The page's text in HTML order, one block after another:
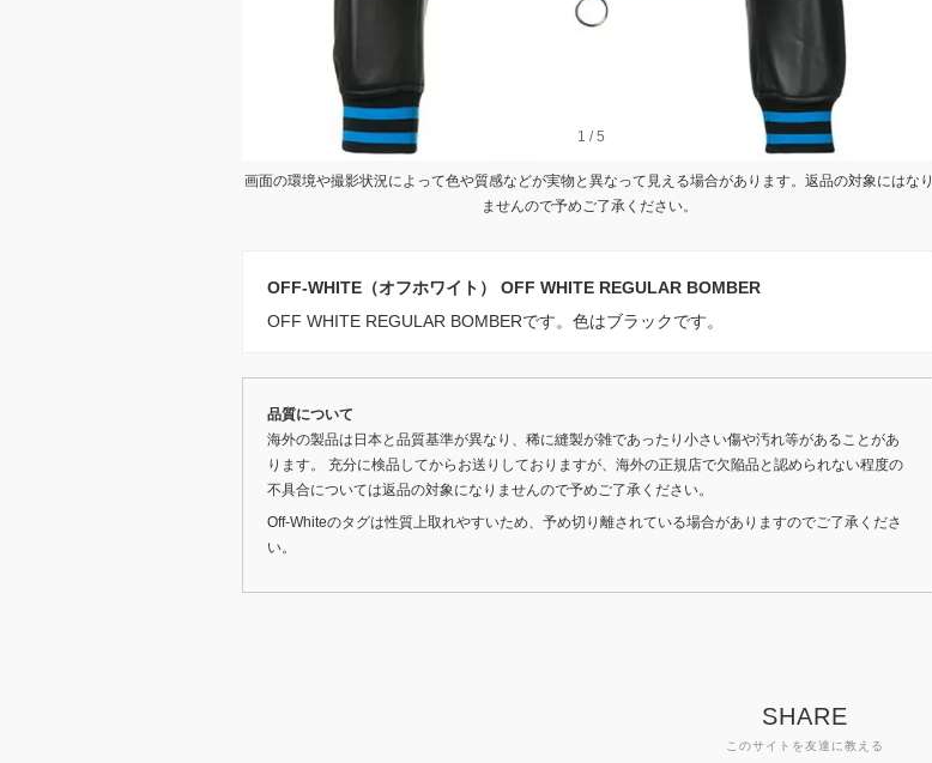
1 /5
1 /5
画面の環境や撮影状況によって色や質感などが実物と異なって見える場合があります。返品の対象にはなり
ませんので予めご了承ください。
OFF-WHITE（オフホワイト） OFF WHITE REGULAR BOMBER
OFF WHITE REGULAR BOMBERです。色はブラックです。
品質について
海外の製品は日本と品質基準が異なり、稀に縫製が雑であったり小さい傷や汚れ等があることがあ
ります。 充分に検品してからお送りしておりますが、海外の正規店で欠陥品と認められない程度の
不具合については返品の対象になりませんので予めご了承ください。
Off-Whiteのタグは性質上取れやすいため、予め切り離されている場合がありますのでご了承くださ
い。
SHARE
このサイトを友達に教える